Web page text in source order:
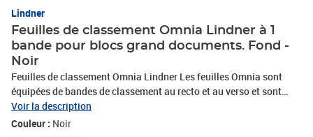
Lindner
Feuilles de classement Omnia Lindner à 1
bande pour blocs grand documents. Fond -
Noir
Feuilles de classement Omnia Lindner Les feuilles Omnia sont
équipées de bandes de classement au recto et au verso et sont
ainsi une solution idéale pour les philatélistes désireux de ranger
un maximum de timbres sur une même feuille. Les 11 modèles
Voir la description
Couleur : Noir